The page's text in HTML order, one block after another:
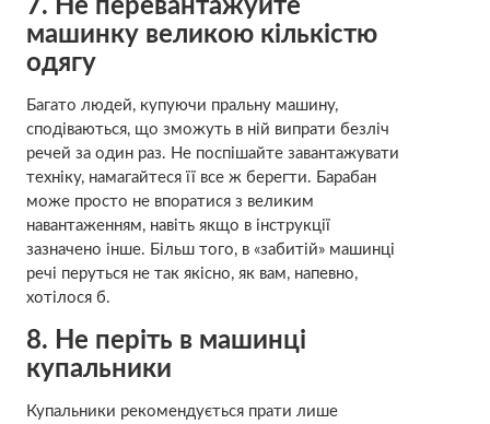
7. Не перевантажуйте
машинку великою кількістю
одягу
Багато людей, купуючи пральну машину,
сподіваються, що зможуть в ній випрати безліч
речей за один раз. Не поспішайте завантажувати
техніку, намагайтеся її все ж берегти. Барабан
може просто не впоратися з великим
навантаженням, навіть якщо в інструкції
зазначено інше. Більш того, в «забитій» машинці
речі перуться не так якісно, ​​як вам, напевно,
хотілося б.
8. Не періть в машинці
купальники
Купальники рекомендується прати лише